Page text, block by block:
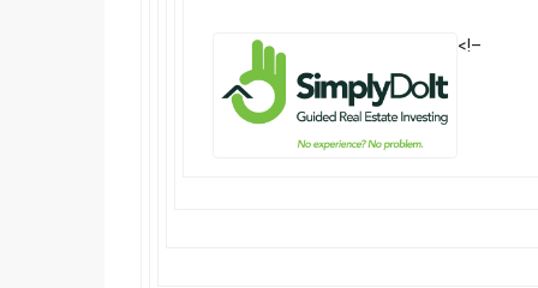
<!–